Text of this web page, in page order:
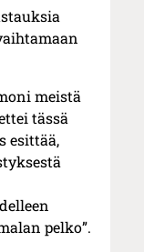
meistä
tässä
esittää,
pelko”.